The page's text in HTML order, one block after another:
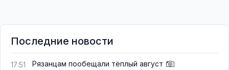
Последние новости
17:51 Рязанцам пообещали тёплый август